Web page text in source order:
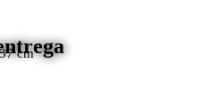
cm